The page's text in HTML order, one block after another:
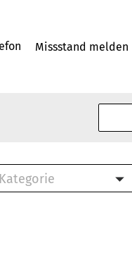
Missstand melden
Kategorie